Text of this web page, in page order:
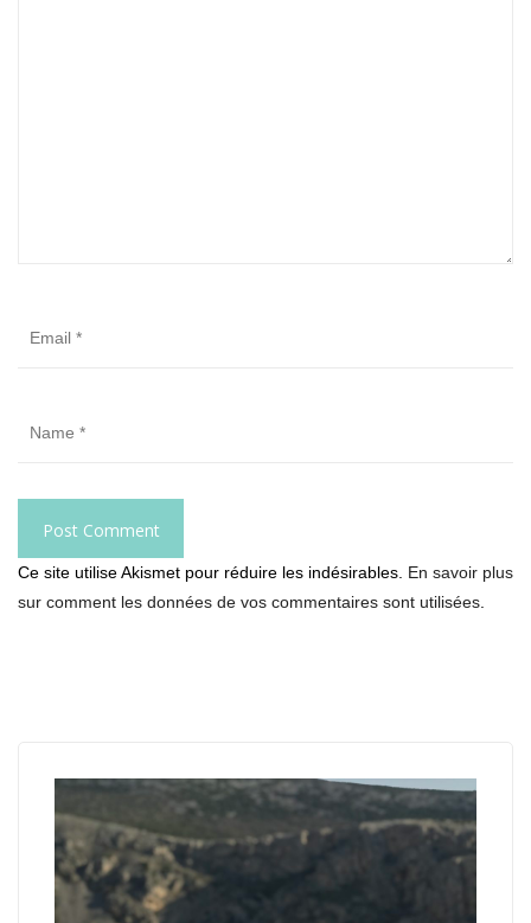
Ce site utilise Akismet pour réduire les indésirables. En savoir plus
sur comment les données de vos commentaires sont utilisées